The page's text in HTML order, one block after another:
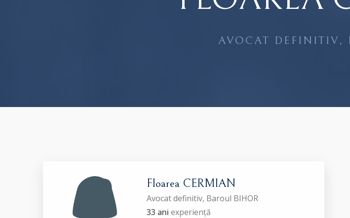
AVOCAT DEFINITIV,
Floarea CERMIAN
Avocat definitiv, Baroul BIHOR
33 ani experiență